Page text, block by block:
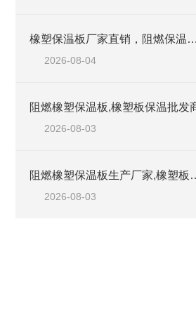
橡塑保温板厂家直销，阻燃保温橡塑板材
2026-08-04
阻燃橡塑保温板,橡塑板保温批发
2026-08-03
阻燃橡塑保温
2026-08-03